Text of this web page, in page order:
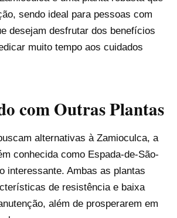
sendo ideal para pessoas com
desejam desfrutar dos benefícios
muito tempo aos cuidados
com Outras Plantas
alternativas à Zamioculca, a
conhecida como Espada-de-São-
interessante. Ambas as plantas
de resistência e baixa
além de prosperarem em